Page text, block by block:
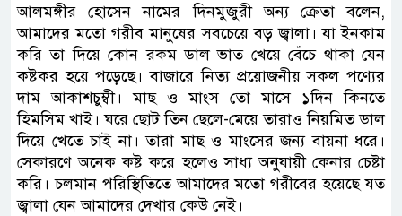
আলমঙ্গীর হোসেন নামের দিনমুজুরী অন্য ক্রেতা বলেন,
আমাদের মতো গরীব মানুষের সবচেয়ে বড় জ্বালা। যা ইনকাম
করি তা দিয়ে কোন রকম ডাল ভাত খেয়ে বেঁচে থাকা যেন
কষ্টকর হয়ে পড়েছে। বাজারে নিত্য প্রয়োজনীয় সকল পণ্যের
দাম আকাশচুম্বী। মাছ ও মাংস তো মাসে ১দিন কিনতে
হিমসিম খাই। ঘরে ছোট তিন ছেলে-মেয়ে তারাও নিয়মিত ডাল
দিয়ে খেতে চাই না। তারা মাছ ও মাংসের জন্য বায়না ধরে।
সেকারণে অনেক কষ্ট করে হলেও সাধ্য অনুযায়ী কেনার চেষ্টা
করি। চলমান পরিস্থিতিতে আমাদের মতো গরীবের হয়েছে যত
জ্বালা যেন আমাদের দেখার কেউ নেই।